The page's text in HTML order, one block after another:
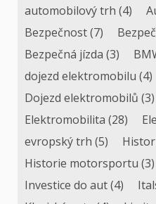
automobilový trh (4)
Bezpečnost(7)
Bezpečná jízda (3)
dojezd elektromobilu (4)
Dojezd elektromobilů (3)
Elektromobilita (28)
evropský trh (5)
Historie motorsportu (3)
Investice do aut(4)